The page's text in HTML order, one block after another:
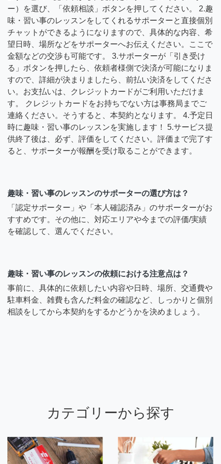
ー）を選び、「依頼相談」ボタンを押してください。 2.趣
味・習い事のレッスンをしてくれるサポーターと直接個別
チャットができるようになりますので、具体的な内容、希
望日時、場所などをサポーターへお伝えください。ここで
金額などの交渉も可能です。 3.サポーターが「引き受け
る」ボタンを押したら、依頼者様側で決済が可能になりま
すので、詳細が決まりましたら、前払い決済をしてくださ
い。お支払いは、クレジットカードがご利用いただけま
す。 クレジットカードをお持ちでない方は事務局までご
連絡ください。そうすると、本契約となります。 4.予定日
時に趣味・習い事のレッスンを実施します！ 5.サービス提
供終了後は、必ず、評価をしてください。評価まで完了す
ると、サポーターが報酬を受け取ることができます。
趣味・習い事のレッスンのサポーターの選び方は？
「認定サポーター」や「本人確認済み」のサポーターがお
すすめです。その他に、対応エリアや今までの評価/実績
を確認して、選んでください。
趣味・習い事のレッスンの依頼における注意点は？
事前に、具体的に依頼したい内容や日時、場所、交通費や
駐車料金、雑費も含んだ料金の確認など、しっかりと個別
相談をしてから本契約をするかどうかを決めましょう。
カテゴリーから探す